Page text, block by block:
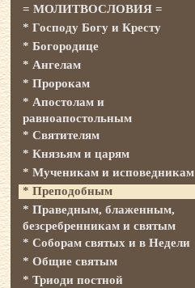
= МОЛИТВОСЛОВИЯ =
* Господу Богу и Кресту
* Богородице
* Ангелам
* Пророкам
* Апостолам и
равноапостольным
* Святителям
* Князьям и царям
* Мученикам и исповедникам
* Преподобным
* Праведным, блаженным,
безсребренникам и святым
* Соборам святых и в Недели
* Общие святым
* Триоди постной